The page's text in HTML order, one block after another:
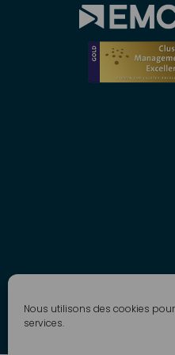
Nous utilisons des cookies
services.